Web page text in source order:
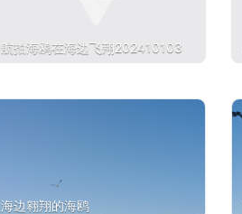
航拍海鸥在海边飞翔202410103
海边翱翔的海鸥